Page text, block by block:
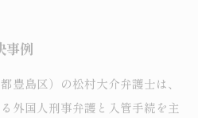
事例
豊島区）の松村大介弁護士は、
外国人刑事弁護と入管手続を主